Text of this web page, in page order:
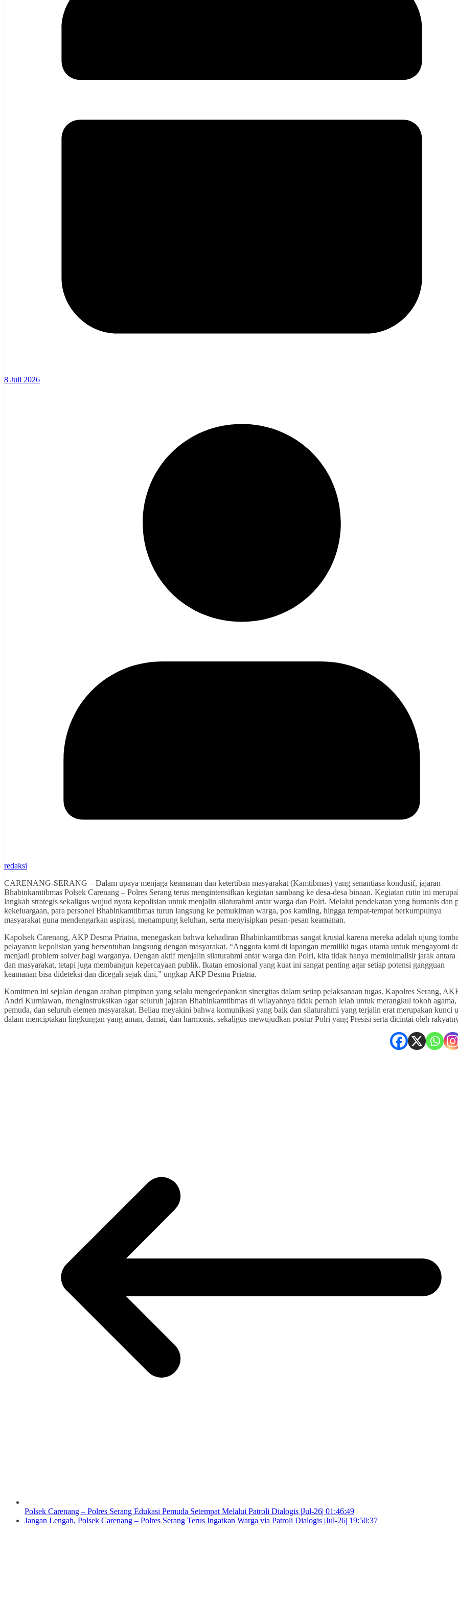
8 Juli 2026
redaksi
CARENANG-SERANG – Dalam upaya menjaga keamanan dan ketertiban masyarakat (Kamtibmas) yang senantiasa kondusif, jajaran
Bhabinkamtibmas Polsek Carenang – Polres Serang terus mengintensifkan kegiatan sambang ke desa-desa binaan. Kegiatan rutin ini
langkah strategis sekaligus wujud nyata kepolisian untuk menjalin silaturahmi antar warga dan Polri. Melalui pendekatan yang humanis dan
kekeluargaan, para personel Bhabinkamtibmas turun langsung ke pemukiman warga, pos kamling, hingga tempat-tempat berkumpulnya
masyarakat guna mendengarkan aspirasi, menampung keluhan, serta menyisipkan pesan-pesan keamanan.
Kapolsek Carenang, AKP Desma Priatna, menegaskan bahwa kehadiran Bhabinkamtibmas sangat krusial karena mereka adalah ujung
pelayanan kepolisian yang bersentuhan langsung dengan masyarakat. “Anggota kami di lapangan memiliki tugas utama untuk mengayomi
menjadi problem solver bagi warganya. Dengan aktif menjalin silaturahmi antar warga dan Polri, kita tidak hanya meminimalisir jarak antara
dan masyarakat, tetapi juga membangun kepercayaan publik. Ikatan emosional yang kuat ini sangat penting agar setiap potensi gangguan
keamanan bisa dideteksi dan dicegah sejak dini,” ungkap AKP Desma Priatna.
Komitmen ini sejalan dengan arahan pimpinan yang selalu mengedepankan sinergitas dalam setiap pelaksanaan tugas. Kapolres Serang,
Andri Kurniawan, menginstruksikan agar seluruh jajaran Bhabinkamtibmas di wilayahnya tidak pernah lelah untuk merangkul tokoh
pemuda, dan seluruh elemen masyarakat. Beliau meyakini bahwa komunikasi yang baik dan silaturahmi yang terjalin erat merupakan kunci
dalam menciptakan lingkungan yang aman, damai, dan harmonis, sekaligus mewujudkan postur Polri yang Presisi serta dicintai oleh
Polsek Carenang – Polres Serang Edukasi Pemuda Setempat Melalui Patroli Dialogis |Jul-26| 01:46:49
Jangan Lengah, Polsek Carenang – Polres Serang Terus Ingatkan Warga via Patroli Dialogis |Jul-26| 19:50:37